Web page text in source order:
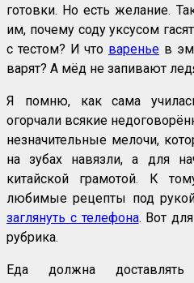
готовки. Но есть желание.
им, почему соду уксусом
с тестом? И что варенье в
варят? А мёд не запивают
Я помню, как сама
огорчали всякие
незначительные мелочи,
на зубах навязли, а для
китайской грамотой. К
любимые рецепты под
заглянуть с телефона. Вот
рубрика.
Еда должна